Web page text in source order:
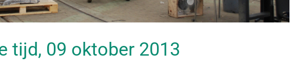
tijd, 09 oktober 2013